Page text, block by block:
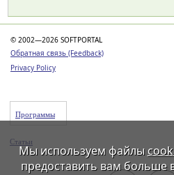
© 2002—2026 SOFTPORTAL
Обратная связь (Feedback)
Privacy Policy
Программы
Статьи
Мы используем файлы
предоставить вам больше